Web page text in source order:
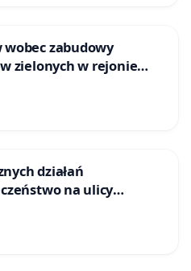
wobec zabudowy
zielonych w rejonie
Bielsku-Białej
działań
na ulicy